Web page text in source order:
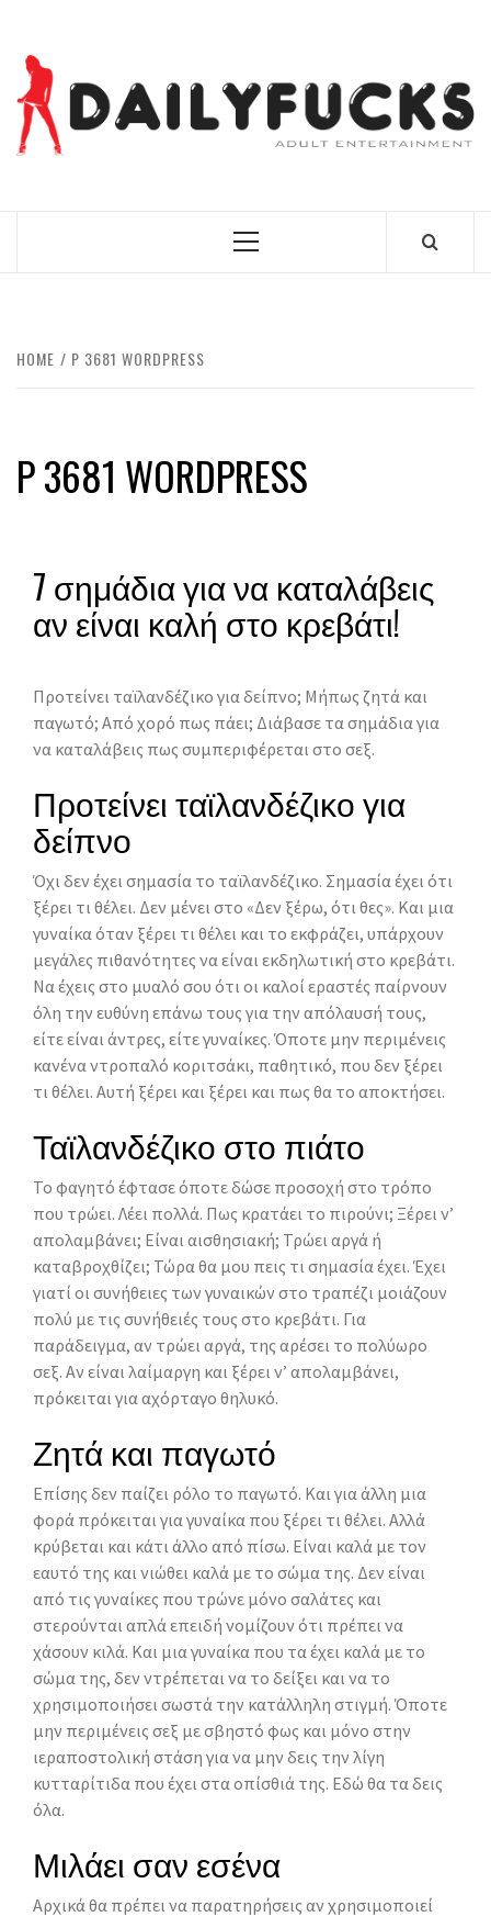
content
Primary
HOME P 3681 WORDPRESS
P 3681 WORDPRESS
7 σημάδια για να καταλάβεις
αν είναι καλή στο κρεβάτι!
Προτείνει ταϊλανδέζικο για δείπνο; Μήπως ζητά και
παγωτό; Από χορό πως πάει; Διάβασε τα σημάδια για
να καταλάβεις πως συμπεριφέρεται στο σεξ.
Προτείνει ταϊλανδέζικο για
δείπνο
Όχι δεν έχει σημασία το ταϊλανδέζικο. Σημασία έχει ότι
ξέρει τι θέλει. Δεν μένει στο «Δεν ξέρω, ότι θες». Και μια
γυναίκα όταν ξέρει τι θέλει και το εκφράζει, υπάρχουν
μεγάλες πιθανότητες να είναι εκδηλωτική στο κρεβάτι.
Να έχεις στο μυαλό σου ότι οι καλοί εραστές παίρνουν
όλη την ευθύνη επάνω τους για την απόλαυσή τους,
είτε είναι άντρες, είτε γυναίκες. Όποτε μην περιμένεις
κανένα ντροπαλό κοριτσάκι, παθητικό, που δεν ξέρει
τι θέλει. Αυτή ξέρει και ξέρει και πως θα το αποκτήσει.
Ταϊλανδέζικο στο πιάτο
Το φαγητό έφτασε όποτε δώσε προσοχή στο τρόπο
που τρώει. Λέει πολλά. Πως κρατάει το πιρούνι; Ξέρει ν’
απολαμβάνει; Είναι αισθησιακή; Τρώει αργά ή
καταβροχθίζει; Τώρα θα μου πεις τι σημασία έχει. Έχει
γιατί οι συνήθειες των γυναικών στο τραπέζι μοιάζουν
πολύ με τις συνήθειές τους στο κρεβάτι. Για
παράδειγμα, αν τρώει αργά, της αρέσει το πολύωρο
σεξ. Αν είναι λαίμαργη και ξέρει ν’ απολαμβάνει,
πρόκειται για αχόρταγο θηλυκό.
Ζητά και παγωτό
Επίσης δεν παίζει ρόλο το παγωτό. Και για άλλη μια
φορά πρόκειται για γυναίκα που ξέρει τι θέλει. Αλλά
κρύβεται και κάτι άλλο από πίσω. Είναι καλά με τον
εαυτό της και νιώθει καλά με το σώμα της. Δεν είναι
από τις γυναίκες που τρώνε μόνο σαλάτες και
στερούνται απλά επειδή νομίζουν ότι πρέπει να
χάσουν κιλά. Και μια γυναίκα που τα έχει καλά με το
σώμα της, δεν ντρέπεται να το δείξει και να το
χρησιμοποιήσει σωστά την κατάλληλη στιγμή. Όποτε
μην περιμένεις σεξ με σβηστό φως και μόνο στην
ιεραποστολική στάση για να μην δεις την λίγη
κυτταρίτιδα που έχει στα οπίσθιά της. Εδώ θα τα δεις
όλα.
Μιλάει σαν εσένα
Αρχικά θα πρέπει να παρατηρήσεις αν χρησιμοποιεί